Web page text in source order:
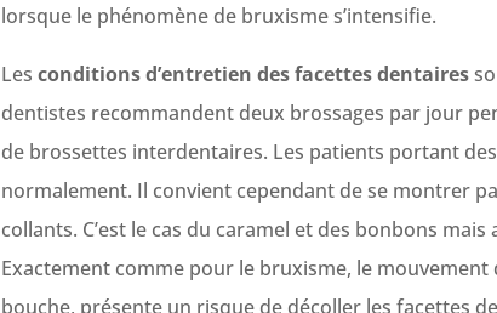
lorsque le phénomène de bruxisme s’intensifie.
Les conditions d’entretien des facettes dentaires
dentistes recommandent deux brossages par jour
de brossettes interdentaires. Les patients portant
normalement. Il convient cependant de se montrer
collants. C’est le cas du caramel et des bonbons
Exactement comme pour le bruxisme, le mouvement
bouche, présente un risque de décoller les facettes